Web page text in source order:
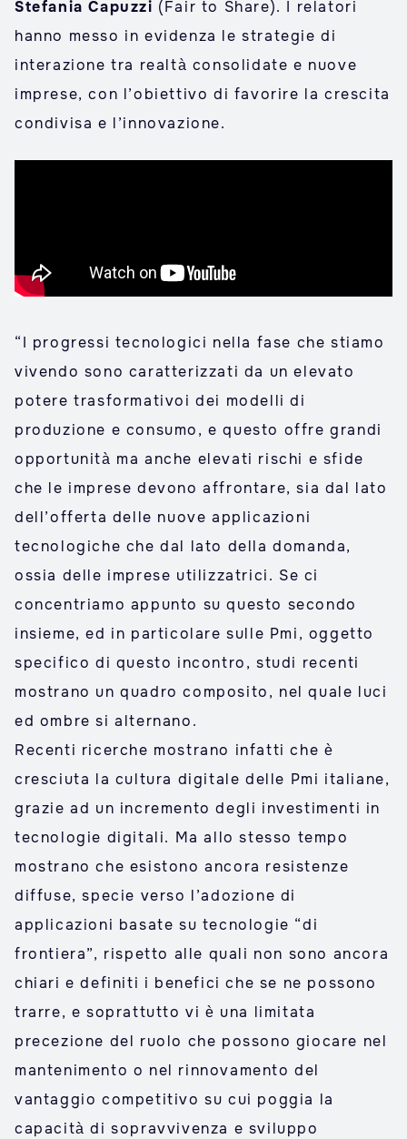
Stefania Capuzzi (Fair to Share). I relatori
hanno messo in evidenza le strategie di
interazione tra realtà consolidate e nuove
imprese, con l’obiettivo di favorire la crescita
condivisa e l’innovazione.
“I progressi tecnologici nella fase che stiamo
vivendo sono caratterizzati da un elevato
potere trasformativoi dei modelli di
produzione e consumo, e questo offre grandi
opportunità ma anche elevati rischi e sfide
che le imprese devono affrontare, sia dal lato
dell’offerta delle nuove applicazioni
tecnologiche che dal lato della domanda,
ossia delle imprese utilizzatrici. Se ci
concentriamo appunto su questo secondo
insieme, ed in particolare sulle Pmi, oggetto
specifico di questo incontro, studi recenti
mostrano un quadro composito, nel quale luci
ed ombre si alternano.
Recenti ricerche mostrano infatti che è
cresciuta la cultura digitale delle Pmi italiane,
grazie ad un incremento degli investimenti in
tecnologie digitali. Ma allo stesso tempo
mostrano che esistono ancora resistenze
diffuse, specie verso l’adozione di
applicazioni basate su tecnologie “di
frontiera”, rispetto alle quali non sono ancora
chiari e definiti i benefici che se ne possono
trarre, e soprattutto vi è una limitata
precezione del ruolo che possono giocare nel
mantenimento o nel rinnovamento del
vantaggio competitivo su cui poggia la
capacità di sopravvivenza e sviluppo